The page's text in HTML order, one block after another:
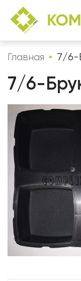
Главная 7/6-
7/6-